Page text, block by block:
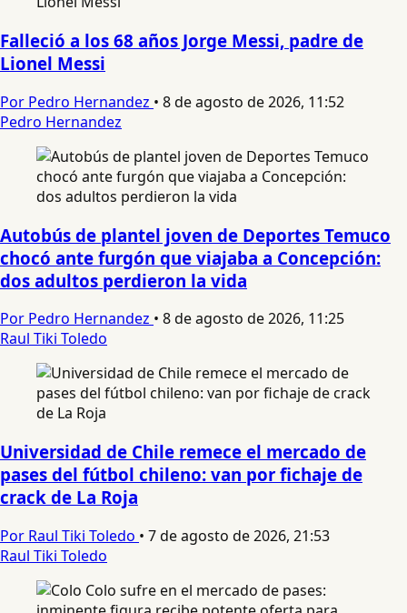
Falleció a los 68 años Jorge Messi, padre de
Lionel Messi
Por Pedro Hernandez • 8 de agosto de 2026, 11:52
Pedro Hernandez
Autobús de plantel joven de Deportes Temuco
chocó ante furgón que viajaba a Concepción:
dos adultos perdieron la vida
Por Pedro Hernandez • 8 de agosto de 2026, 11:25
Raul Tiki Toledo
Universidad de Chile remece el mercado de
pases del fútbol chileno: van por fichaje de
crack de La Roja
Por Raul Tiki Toledo • 7 de agosto de 2026, 21:53
Raul Tiki Toledo